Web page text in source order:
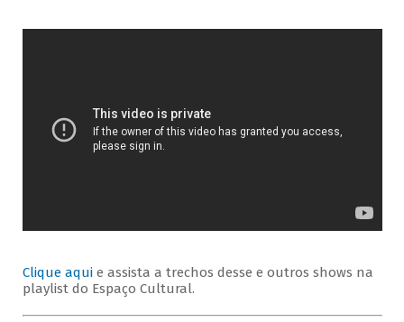
Clique aquie assista a trechos desse e outros shows na
playlist do Espaço Cultural.